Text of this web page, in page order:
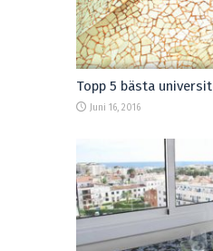
Topp 5 bästa
Juni 16, 2016